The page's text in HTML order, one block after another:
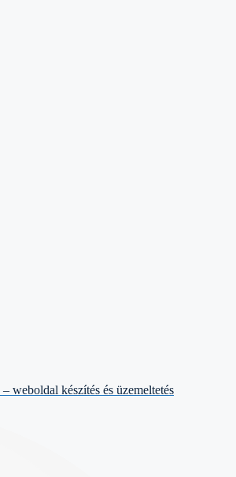
– weboldal készítés és üzemeltetés